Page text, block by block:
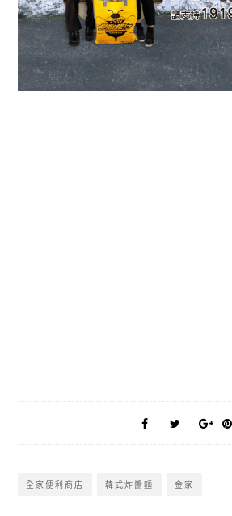
全家便利商店 韓式炸醬麵 金家